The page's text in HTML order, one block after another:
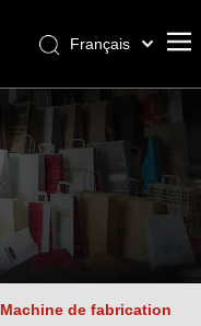
Français
العربية
Pусский
Español
Türk dili
Machine de fabrication